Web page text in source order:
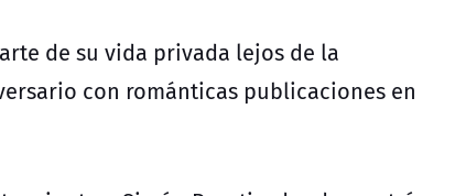
de su vida privada lejos de la
con románticas publicaciones en